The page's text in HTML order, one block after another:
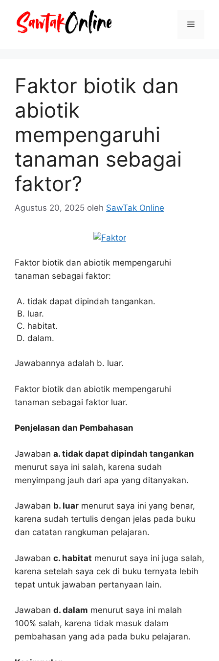
Menu
Faktor biotik dan
abiotik
mempengaruhi
tanaman sebagai
faktor?
Agustus 20, 2025 oleh SawTak Online
Faktor biotik dan abiotik mempengaruhi
tanaman sebagai faktor:
tidak dapat dipindah tangankan.
luar.
habitat.
dalam.
Jawabannya adalah b. luar.
Faktor biotik dan abiotik mempengaruhi
tanaman sebagai faktor luar.
Penjelasan dan Pembahasan
Jawaban a. tidak dapat dipindah tangankan
menurut saya ini salah, karena sudah
menyimpang jauh dari apa yang ditanyakan.
Jawaban b. luar menurut saya ini yang benar,
karena sudah tertulis dengan jelas pada buku
dan catatan rangkuman pelajaran.
Jawaban c. habitat menurut saya ini juga salah,
karena setelah saya cek di buku ternyata lebih
tepat untuk jawaban pertanyaan lain.
Jawaban d. dalam menurut saya ini malah
100% salah, karena tidak masuk dalam
pembahasan yang ada pada buku pelajaran.